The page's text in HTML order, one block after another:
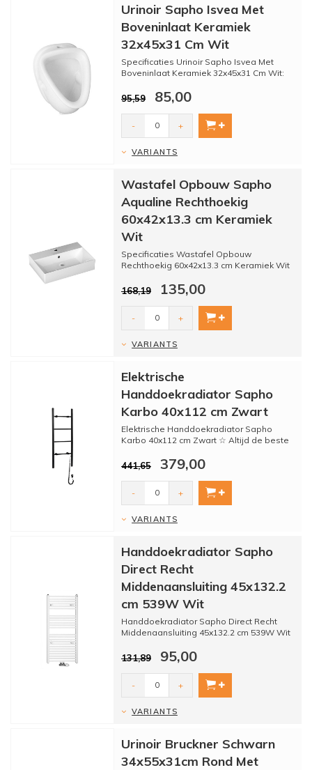
Urinoir Sapho Isvea Met
Boveninlaat Keramiek
32x45x31 Cm Wit
Specificaties Urinoir Sapho Isvea Met
Boveninlaat Keramiek 32x45x31 Cm Wit:
* Merk: Sapho
* B...
95,59 85,00
- +
VARIANTS
Wastafel Opbouw Sapho
Aqualine Rechthoekig
60x42x13.3 cm Keramiek
Wit
Specificaties Wastafel Opbouw
Rechthoekig 60x42x13.3 cm Keramiek Wit
- Merk: Sapho
168,19 135,00
- +
VARIANTS
Elektrische
Handdoekradiator Sapho
Karbo 40x112 cm Zwart
Elektrische Handdoekradiator Sapho
Karbo 40x112 cm Zwart ☆ Altijd de beste
441,65 379,00
- +
VARIANTS
Handdoekradiator Sapho
Direct Recht
Middenaansluiting 45x132.2
cm 539W Wit
Handdoekradiator Sapho Direct Recht
Middenaansluiting 45x132.2 cm 539W Wit
131,89 95,00
- +
VARIANTS
Urinoir Bruckner Schwarn
34x55x31cm Rond Met